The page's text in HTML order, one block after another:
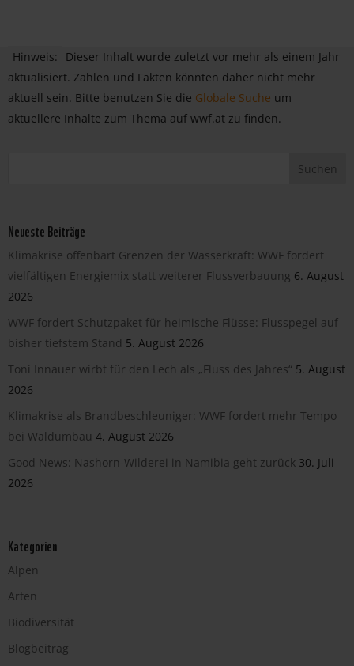
Hinweis:
Dieser Inhalt wurde zuletzt vor mehr als einem Jahr
aktualisiert. Zahlen und Fakten könnten daher nicht mehr
aktuell sein. Bitte benutzen Sie die Globale Suche um
aktuellere Inhalte zum Thema auf wwf.at zu finden.
Neueste Beiträge
Klimakrise offenbart Grenzen der Wasserkraft: WWF fordert
vielfältigen Energiemix statt weiterer Flussverbauung 6. August
2026
WWF fordert Schutzpaket für heimische Flüsse: Flusspegel auf
bisher tiefstem Stand 5. August 2026
Toni Innauer wirbt für den Lech als „Fluss des Jahres“ 5. August
2026
Klimakrise als Brandbeschleuniger: WWF fordert mehr Tempo
bei Waldumbau 4. August 2026
Good News: Nashorn-Wilderei in Namibia geht zurück 30. Juli
2026
Kategorien
Alpen
Arten
Biodiversität
Blogbeitrag